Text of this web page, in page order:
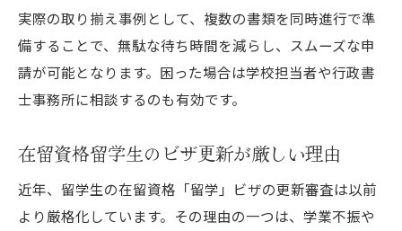
実際の取り揃え事例として、複数の書類を同時進行で準
備することで、無駄な待ち時間を減らし、スムーズな申
請が可能となります。困った場合は学校担当者や行政書
士事務所に相談するのも有効です。
在留資格留学生のビザ更新が厳しい理由
近年、留学生の在留資格「留学」ビザの更新審査は以前
より厳格化しています。その理由の一つは、学業不振や